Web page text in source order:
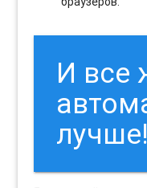
И все
лучше!